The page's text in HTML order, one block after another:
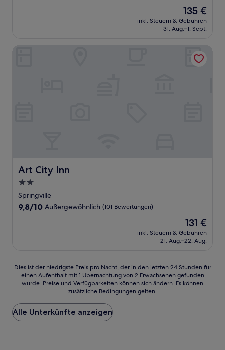
Der
Preis
beträgt
135 €
inkl. Steuern & Gebühren
31. Aug.–1. Sept.
Art City Inn
Art City Inn
2.0-
Sterne-
Unterkunft
Springville
9.8
9,8/10 Außergewöhnlich (101 Bewertungen)
Der
Preis
beträgt
131 €
inkl. Steuern & Gebühren
21. Aug.–22. Aug.
Dies
der
Preis
pro
Nacht,
Dies ist der niedrigste Preis pro Nacht, der in den letzten 24 Stunden für
einen Aufenthalt mit 1 Übernachtung von 2 Erwachsenen gefunden
wurde. Preise und Verfügbarkeiten können sich ändern. Es können
zusätzliche Bedingungen gelten.
Alle Unterkünfte anzeigen